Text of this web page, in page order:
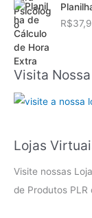
R$
Visita
Lojas
Visite nossas
de Produtos